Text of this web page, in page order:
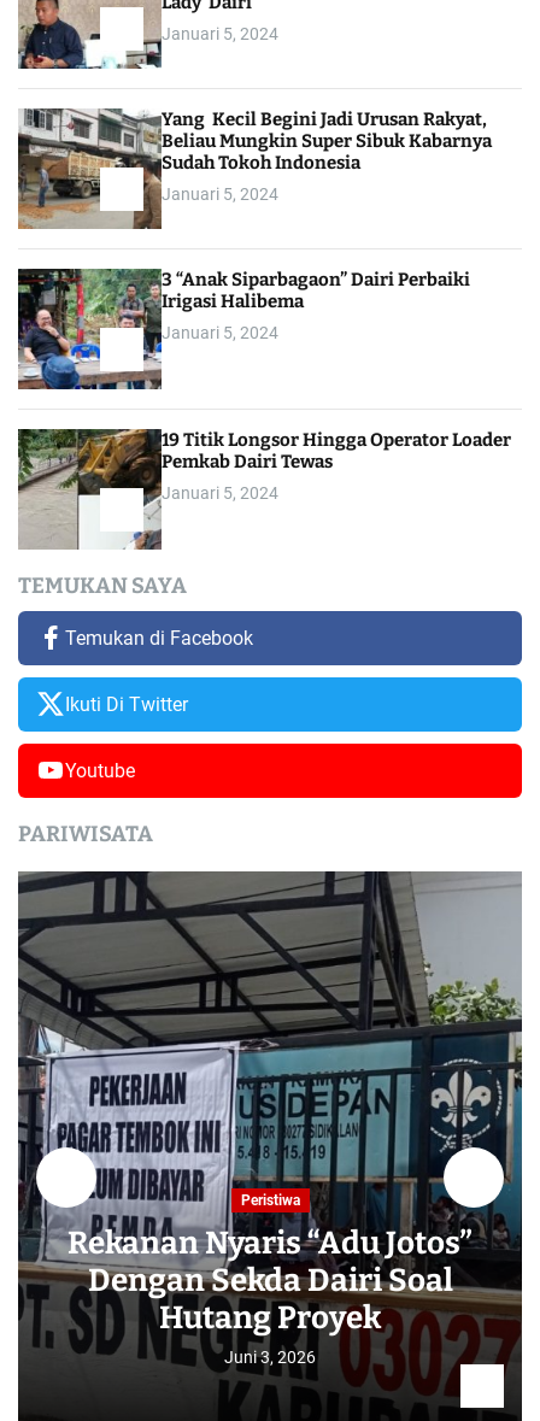
Januari 5, 2024
Yang Kecil Begini Jadi Urusan Rakyat,
Beliau Mungkin Super Sibuk Kabarnya
Sudah Tokoh Indonesia
Januari 5, 2024
3 “Anak Siparbagaon” Dairi Perbaiki
Irigasi Halibema
Januari 5, 2024
19 Titik Longsor Hingga Operator Loader
Pemkab Dairi Tewas
Januari 5, 2024
TEMUKAN SAYA
Temukan di Facebook
Ikuti Di Twitter
Youtube
PARIWISATA
Peristiwa
Rekanan Nyaris “Adu Jotos”
Dengan Sekda Dairi Soal
Hutang Proyek
Juni 3, 2026